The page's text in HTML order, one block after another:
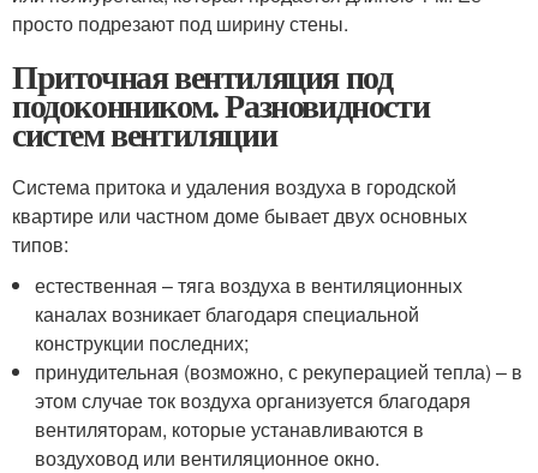
просто подрезают под ширину стены.
Приточная вентиляция под
подоконником. Разновидности
систем вентиляции
Система притока и удаления воздуха в городской
квартире или частном доме бывает двух основных
типов:
естественная – тяга воздуха в вентиляционных
каналах возникает благодаря специальной
конструкции последних;
принудительная (возможно, с рекуперацией тепла) – в
этом случае ток воздуха организуется благодаря
вентиляторам, которые устанавливаются в
воздуховод или вентиляционное окно.